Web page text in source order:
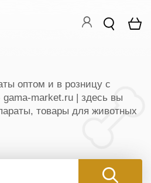
оптом и в розницу c
gama-market.ru | здесь вы
товары для животных